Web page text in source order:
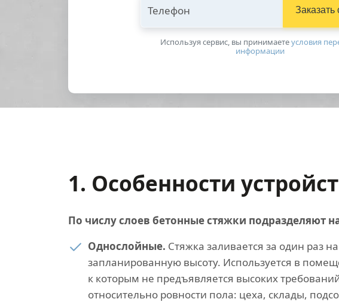
Телефон Заказать
Используя сервис, вы принимаетeусловия
информации
1. Особенности
По числу слоев бетонные стяжки подразделяют
Однослойные. Стяжка заливается за один раз
запланированную высоту. Используется в
к которым не предъявляется высоких
относительно ровности пола: цеха, склады,